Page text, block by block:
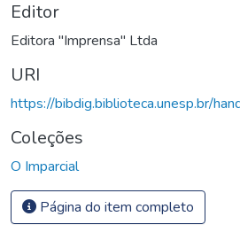
Editor
Editora "Imprensa" Ltda
URI
https://bibdig.biblioteca.unesp.br/
Coleções
O Imparcial
Página do item completo